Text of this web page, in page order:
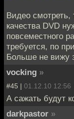
Видео смотреть,
качества DVD
повсеместного
требуется, по
Больше не вижу
vocking »
#45 | 01.12.10 12:56
А сажать будут
darkpastor »